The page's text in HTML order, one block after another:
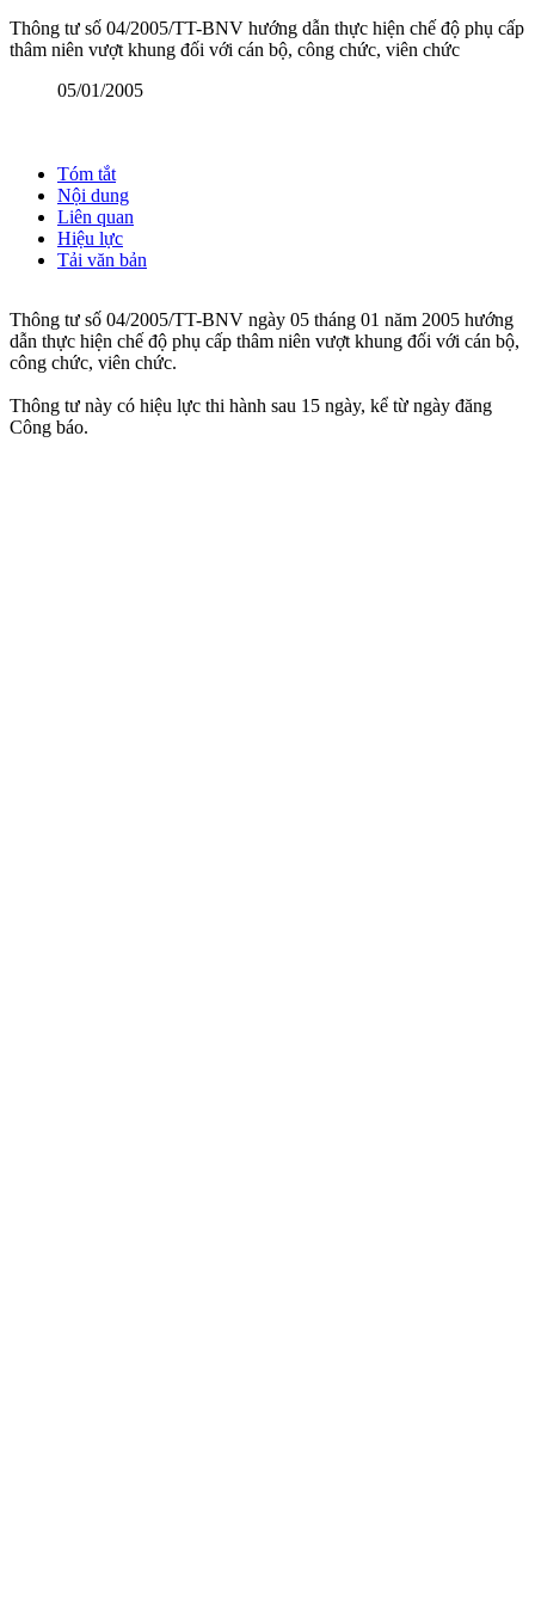
Thông tư số 04/2005/TT-BNV hướng dẫn thực hiện chế độ phụ cấp
thâm niên vượt khung đối với cán bộ, công chức, viên chức
05/01/2005
Tóm tắt
Nội dung
Liên quan
Hiệu lực
Tải văn bản
Thông tư số 04/2005/TT-BNV ngày 05 tháng 01 năm 2005 hướng
dẫn thực hiện chế độ phụ cấp thâm niên vượt khung đối với cán bộ,
công chức, viên chức.
Thông tư này có hiệu lực thi hành sau 15 ngày, kể từ ngày đăng
Công báo.